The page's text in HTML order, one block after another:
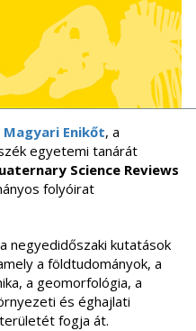
Magyari Enikőt, a
egyetemi tanárát
Science Reviews
folyóirat
negyedidőszaki kutatások
a földtudományok, a
a geomorfológia, a
és éghajlati
fogja át.